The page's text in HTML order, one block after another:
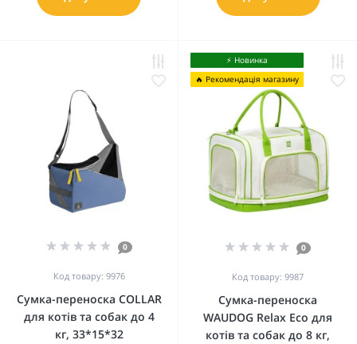
0
Код товару: 9976
Сумка-переноска COLLAR
для котів та собак до 4
кг, 33*15*32
⚡️ Новинка
🔥 Рекомендація магазину
0
Код товару: 9987
Сумка-переноска
WAUDOG Relax Eco для
котів та собак до 8 кг,